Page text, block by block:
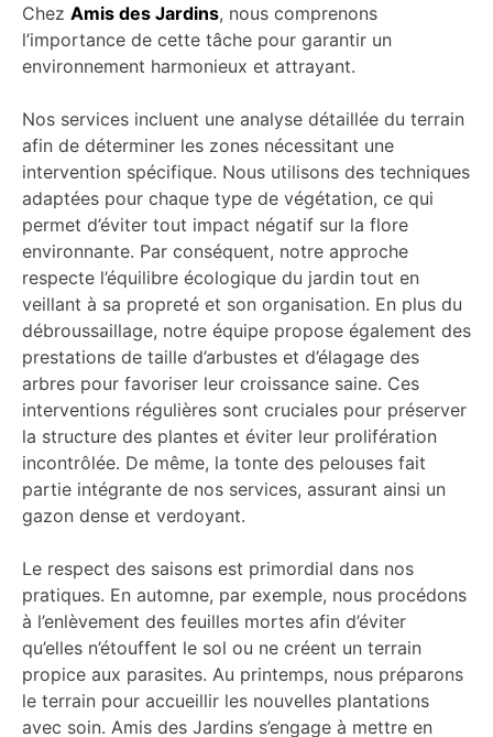
Chez Amis des Jardins, nous comprenons
l’importance de cette tâche pour garantir un
environnement harmonieux et attrayant.
Nos services incluent une analyse détaillée du terrain
afin de déterminer les zones nécessitant une
intervention spécifique. Nous utilisons des techniques
adaptées pour chaque type de végétation, ce qui
permet d’éviter tout impact négatif sur la flore
environnante. Par conséquent, notre approche
respecte l’équilibre écologique du jardin tout en
veillant à sa propreté et son organisation. En plus du
débroussaillage, notre équipe propose également des
prestations de taille d’arbustes et d’élagage des
arbres pour favoriser leur croissance saine. Ces
interventions régulières sont cruciales pour préserver
la structure des plantes et éviter leur prolifération
incontrôlée. De même, la tonte des pelouses fait
partie intégrante de nos services, assurant ainsi un
gazon dense et verdoyant.
Le respect des saisons est primordial dans nos
pratiques. En automne, par exemple, nous procédons
à l’enlèvement des feuilles mortes afin d’éviter
qu’elles n’étouffent le sol ou ne créent un terrain
propice aux parasites. Au printemps, nous préparons
le terrain pour accueillir les nouvelles plantations
avec soin. Amis des Jardins s’engage à mettre en